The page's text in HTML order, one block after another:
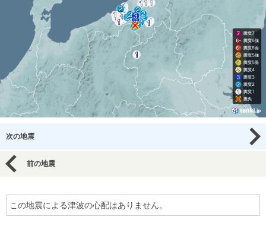
次の地震
前の地震
この地震による津波の心配はありません。